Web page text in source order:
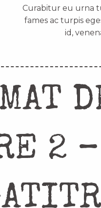
Curabitur eu urna
fames ac turpis
id,
2 –